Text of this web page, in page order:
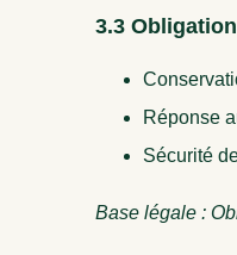
3.3
Réponse
Sécurité
Base légale :